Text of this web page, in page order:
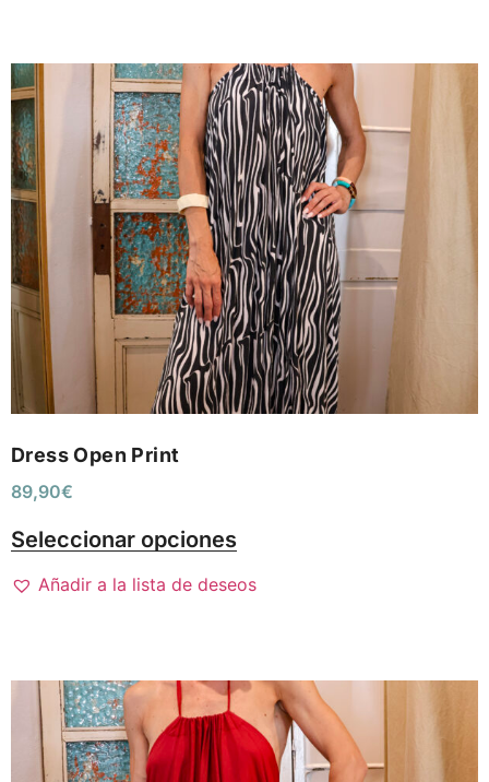
Dress Open Print
89,90€
Seleccionar opciones
Añadir a la lista de deseos